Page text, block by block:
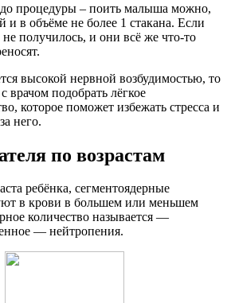
до процедуры – поить малыша можно,
и в объёме не более 1 стакана. Если
не получилось, и они всё же что-то
высокой нервной возбудимостью, то
врачом подобрать лёгкое
которое поможет избежать стресса и
него.
по возрастам
ребёнка, сегментоядерные
в крови в большем или меньшем
количество называется —
— нейтропения.